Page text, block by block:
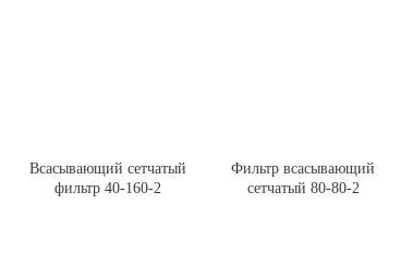
Всасывающий сетчатый
фильтр 40-160-2
Фильтр всасывающий
сетчатый 80-80-2